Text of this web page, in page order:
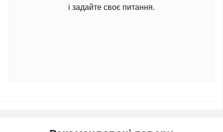
і задайте своє питання.